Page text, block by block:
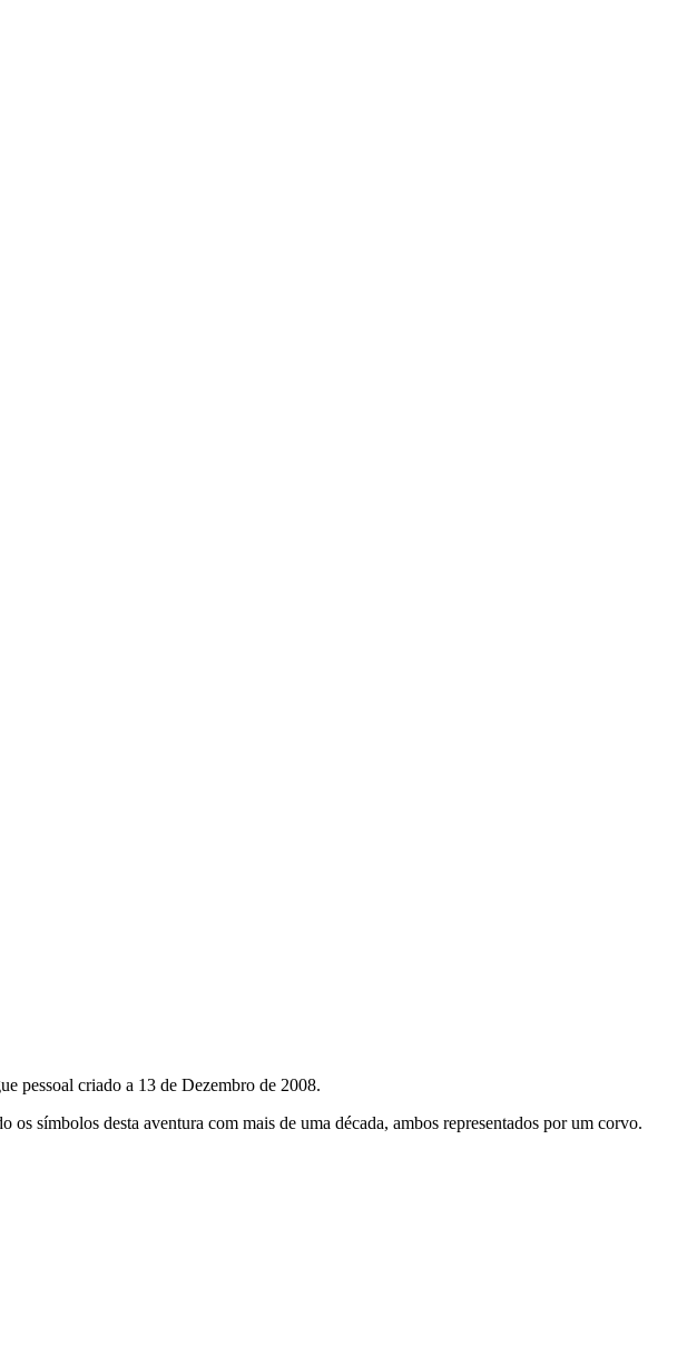
pessoal criado a 13 de Dezembro de 2008.
símbolos desta aventura com mais de uma década, ambos representados por um corvo.